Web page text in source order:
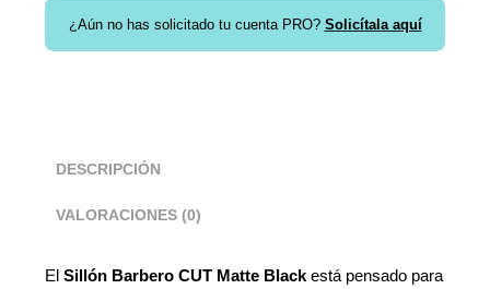
¿Aún no has solicitado tu cuenta PRO? Solicítala aquí
DESCRIPCIÓN
VALORACIONES (0)
ElSillón Barbero CUT Matte Black está pensado para